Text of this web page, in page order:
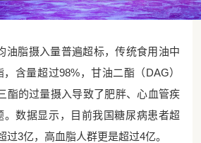
油脂摄入量普遍超标，传统食用油中
，含量超过98%，甘油二酯（DAG）
酯的过量摄入导致了肥胖、心血管疾
。数据显示，目前我国糖尿病患者超
过3亿，高血脂人群更是超过4亿。